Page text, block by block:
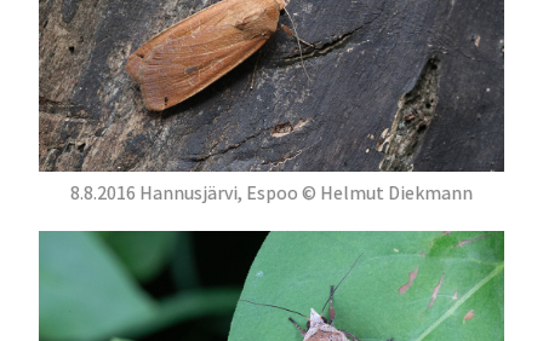
8.8.2016 Hannusjärvi, Espoo © Helmut Diekmann